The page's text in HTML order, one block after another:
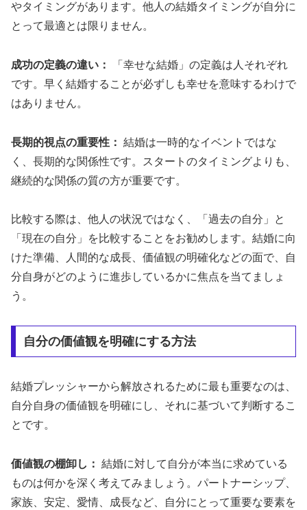
やタイミングがあります。他人の結婚タイミングが自分に
とって最適とは限りません。
成功の定義の違い：
「幸せな結婚」の定義は人それぞれ
です。早く結婚することが必ずしも幸せを意味するわけで
はありません。
長期的視点の重要性： 結婚は一時的なイベントではな
く、長期的な関係性です。スタートのタイミングよりも、
継続的な関係の質の方が重要です。
比較する際は、他人の状況ではなく、「過去の自分」と
「現在の自分」を比較することをお勧めします。結婚に向
けた準備、人間的な成長、価値観の明確化などの面で、自
分自身がどのように進歩しているかに焦点を当てましょ
う。
自分の価値観を明確にする方法
結婚プレッシャーから解放されるために最も重要なのは、
自分自身の価値観を明確にし、それに基づいて判断するこ
とです。
価値観の棚卸し： 結婚に対して自分が本当に求めている
ものは何かを深く考えてみましょう。パートナーシップ、
家族、安定、愛情、成長など、自分にとって重要な要素を